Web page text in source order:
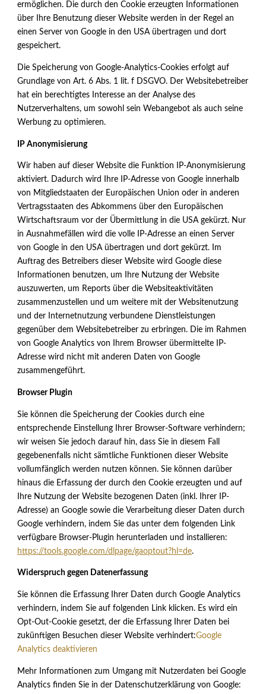
ermöglichen. Die durch den Cookie erzeugten Informationen
über Ihre Benutzung dieser Website werden in der Regel an
einen Server von Google in den USA übertragen und dort
gespeichert.
Die Speicherung von Google-Analytics-Cookies erfolgt auf
Grundlage von Art. 6 Abs. 1 lit. f DSGVO. Der Websitebetreiber
hat ein berechtigtes Interesse an der Analyse des
Nutzerverhaltens, um sowohl sein Webangebot als auch seine
Werbung zu optimieren.
IP Anonymisierung
Wir haben auf dieser Website die Funktion IP-Anonymisierung
aktiviert. Dadurch wird Ihre IP-Adresse von Google innerhalb
von Mitgliedstaaten der Europäischen Union oder in anderen
Vertragsstaaten des Abkommens über den Europäischen
Wirtschaftsraum vor der Übermittlung in die USA gekürzt. Nur
in Ausnahmefällen wird die volle IP-Adresse an einen Server
von Google in den USA übertragen und dort gekürzt. Im
Auftrag des Betreibers dieser Website wird Google diese
Informationen benutzen, um Ihre Nutzung der Website
auszuwerten, um Reports über die Websiteaktivitäten
zusammenzustellen und um weitere mit der Websitenutzung
und der Internetnutzung verbundene Dienstleistungen
gegenüber dem Websitebetreiber zu erbringen. Die im Rahmen
von Google Analytics von Ihrem Browser übermittelte IP-
Adresse wird nicht mit anderen Daten von Google
zusammengeführt.
Browser Plugin
Sie können die Speicherung der Cookies durch eine
entsprechende Einstellung Ihrer Browser-Software verhindern;
wir weisen Sie jedoch darauf hin, dass Sie in diesem Fall
gegebenenfalls nicht sämtliche Funktionen dieser Website
vollumfänglich werden nutzen können. Sie können darüber
hinaus die Erfassung der durch den Cookie erzeugten und auf
Ihre Nutzung der Website bezogenen Daten (inkl. Ihrer IP-
Adresse) an Google sowie die Verarbeitung dieser Daten durch
Google verhindern, indem Sie das unter dem folgenden Link
verfügbare Browser-Plugin herunterladen und installieren:
https://tools.google.com/dlpage/gaoptout?hl=de.
Widerspruch gegen Datenerfassung
Sie können die Erfassung Ihrer Daten durch Google Analytics
verhindern, indem Sie auf folgenden Link klicken. Es wird ein
Opt-Out-Cookie gesetzt, der die Erfassung Ihrer Daten bei
zukünftigen Besuchen dieser Website verhindert:Google
Analytics deaktivieren
Mehr Informationen zum Umgang mit Nutzerdaten bei Google
Analytics finden Sie in der Datenschutzerklärung von Google: